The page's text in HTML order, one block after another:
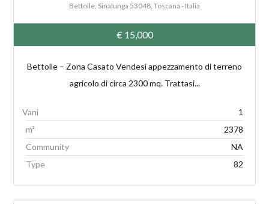
Bettolle, Sinalunga 53048, Toscana - Italia
€ 15,000
Bettolle – Zona Casato Vendesi appezzamento di terreno
agricolo di circa 2300 mq. Trattasi...
1
m²
2378
Community
NA
Type
82